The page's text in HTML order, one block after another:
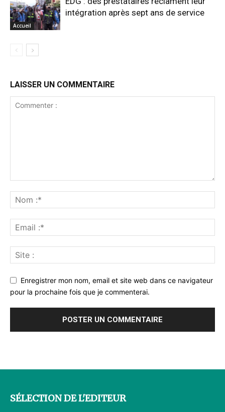
Accueil
intégration après sept ans de service
LAISSER UN COMMENTAIRE
Enregistrer mon nom, email et site web dans ce navigateur
pour la prochaine fois que je commenterai.
SÉLECTION DE L'EDITEUR